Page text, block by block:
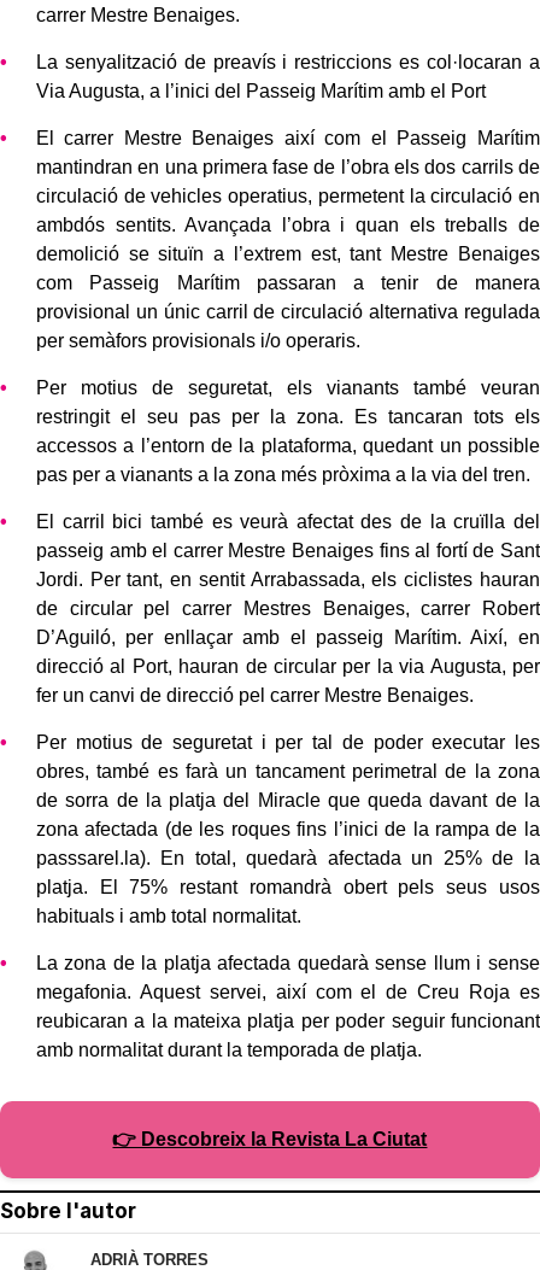
carrer Mestre Benaiges.
La senyalització de preavís i restriccions es col·locaran a
Via Augusta, a l’inici del Passeig Marítim amb el Port
El carrer Mestre Benaiges així com el Passeig Marítim
mantindran en una primera fase de l’obra els dos carrils de
circulació de vehicles operatius, permetent la circulació en
ambdós sentits. Avançada l’obra i quan els treballs de
demolició se situïn a l’extrem est, tant Mestre Benaiges
com Passeig Marítim passaran a tenir de manera
provisional un únic carril de circulació alternativa regulada
per semàfors provisionals i/o operaris.
Per motius de seguretat, els vianants també veuran
restringit el seu pas per la zona. Es tancaran tots els
accessos a l’entorn de la plataforma, quedant un possible
pas per a vianants a la zona més pròxima a la via del tren.
El carril bici també es veurà afectat des de la cruïlla del
passeig amb el carrer Mestre Benaiges fins al fortí de Sant
Jordi. Per tant, en sentit Arrabassada, els ciclistes hauran
de circular pel carrer Mestres Benaiges, carrer Robert
D’Aguiló, per enllaçar amb el passeig Marítim. Així, en
direcció al Port, hauran de circular per la via Augusta, per
fer un canvi de direcció pel carrer Mestre Benaiges.
Per motius de seguretat i per tal de poder executar les
obres, també es farà un tancament perimetral de la zona
de sorra de la platja del Miracle que queda davant de la
zona afectada (de les roques fins l’inici de la rampa de la
passsarel.la). En total, quedarà afectada un 25% de la
platja. El 75% restant romandrà obert pels seus usos
habituals i amb total normalitat.
La zona de la platja afectada quedarà sense llum i sense
megafonia. Aquest servei, així com el de Creu Roja es
reubicaran a la mateixa platja per poder seguir funcionant
amb normalitat durant la temporada de platja.
👉 Descobreix la Revista La Ciutat
Sobre l'autor
ADRIÀ TORRES